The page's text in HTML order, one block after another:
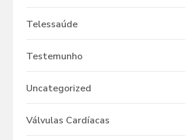
Telessaúde
Testemunho
Uncategorized
Válvulas Cardíacas